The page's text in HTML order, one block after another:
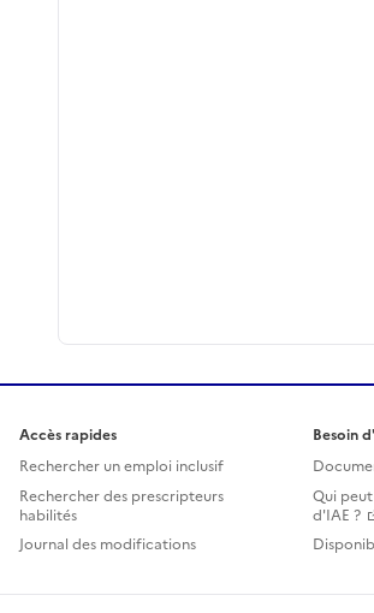
Accès rapides
Rechercher un emploi inclusif
Rechercher des prescripteurs
habilités
Journal des modifications
Besoin
Qui
d'IAE ?